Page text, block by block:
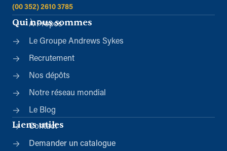
(00 352) 2610 3785
Qui nous sommes
À Propos
Le Groupe Andrews Sykes
Recrutement
Nos dépôts
Notre réseau mondial
Le Blog
Liens utiles
Contact
Demander un catalogue